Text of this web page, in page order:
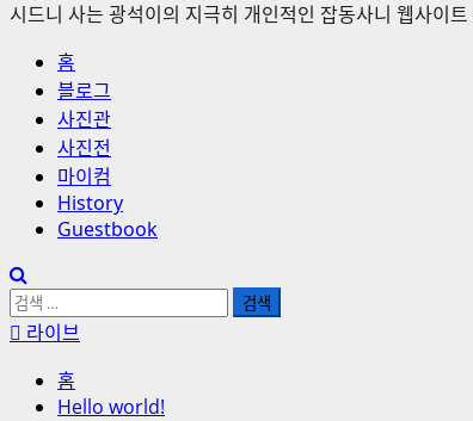
시드니 사는 광석이의 지극히 개인적인 잡동사니 웹사이
홈
블로그
사진관
사진전
마이컴
History
Guestbook
검
색:라이브
홈
Hello world!